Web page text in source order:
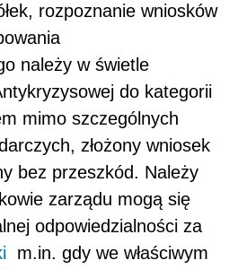
rozpoznanie wniosków
należy w świetle
do kategorii
mimo szczególnych
złożony wniosek
bez przeszkód. Należy
zarządu mogą się
odpowiedzialności za
m.in. gdy we właściwym